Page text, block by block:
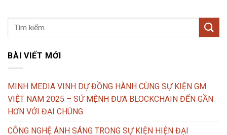
BÀI VIẾT MỚI
MINH MEDIA VINH DỰ ĐỒNG HÀNH CÙNG SỰ KIỆN GM
VIỆT NAM 2025 – SỨ MỆNH ĐƯA BLOCKCHAIN ĐẾN GẦN
HƠN VỚI ĐẠI CHÚNG
CÔNG NGHỆ ÁNH SÁNG TRONG SỰ KIỆN HIỆN ĐẠI